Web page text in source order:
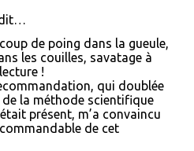
de poing dans la gueule,
les couilles, savatage à
!
qui doublée
de la méthode scientifique
présent, m’a convaincu
de cet